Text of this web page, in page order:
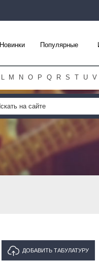
Новинки Популярные
L M N O P Q R S T U V
ДОБАВИТЬ ТАБУЛАТУРУ